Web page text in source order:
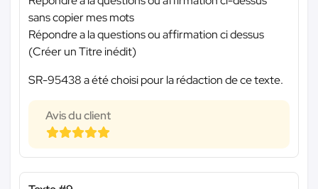
sans copier mes mots
Répondre a la questions ou affirmation ci dessus
(Créer un Titre inédit)
SR-95438 a été choisi pour la rédaction de ce texte.
Avis du client